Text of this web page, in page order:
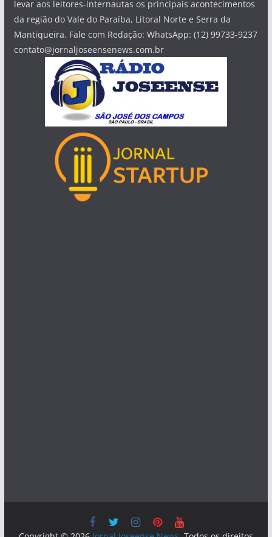
levar aos leitores-internautas os principais acontecimentos
da região do Vale do Paraíba, Litoral Norte e Serra da
Mantiqueira. Fale com Redação: WhatsApp: (12) 99733-9237
contato@jornaljoseensenews.com.br